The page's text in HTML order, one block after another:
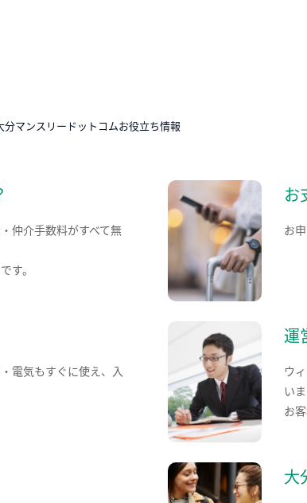
分マンスリードットコムお役立ち情報
仲介手数料がすべて無
す。
お
お
電気もすぐに使え、入
運
ウ
いま
お
大